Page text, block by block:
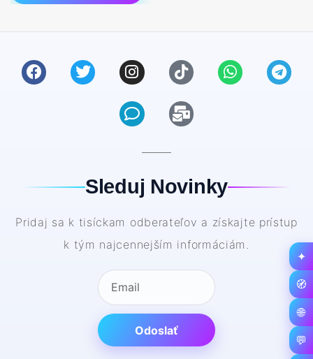
Sleduj Novinky
Pridaj sa k tisíckam odberateľov a získajte prístup
k tým najcennejším informáciám.
Odoslať
✦
🧭
🌐
💬